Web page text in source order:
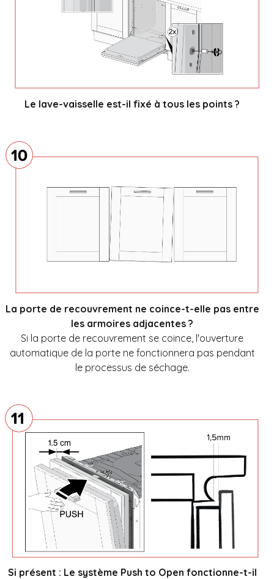
Le lave-vaisselle est-il fixé à tous les points ?
La porte de recouvrement ne coince-t-elle pas entre
les armoires adjacentes ?
Si la porte de recouvrement se coince, l'ouverture
automatique de la porte ne fonctionnera pas pendant
le processus de séchage.
Si présent : Le système Push to Open fonctionne-t-il